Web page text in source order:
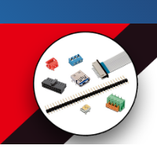
技術情報
イベント・セミナー
取扱メーカー